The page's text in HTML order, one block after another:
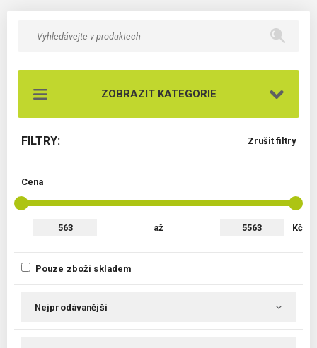
ZOBRAZIT KATEGORIE
FILTRY: Zrušit filtry
Cena
až Kč
Pouze zboží skladem